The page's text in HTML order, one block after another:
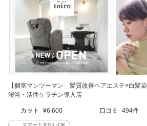
【個室マンツーマン 髪質改善ヘアエステ×白髪
浸浴・活性ケラチン導入店
カット ¥6,600 口コミ 494件
スマート支払いOK